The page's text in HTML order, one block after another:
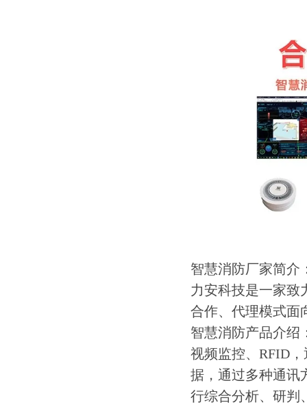
智慧消防厂家简介
力安科技是一家致
合作、代理模式面
智慧消防产品介绍
视频监控、RFID
据，通过多种通讯
行综合分析、研判